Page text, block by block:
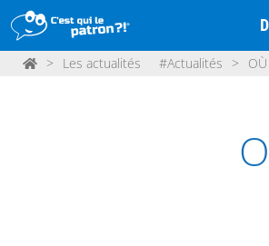
> Les actualités #Actualités >